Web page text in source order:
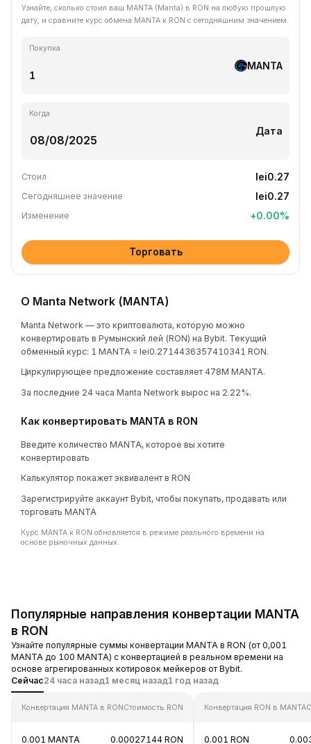
Узнайте, сколько стоил ваш MANTA (Manta) в RON на любую прошлую
дату, и сравните курс обмена MANTA к RON с сегодняшним значением.
Покупка
MANTA
Когда
Дата
Стоил lei0.27
Сегодняшнее значение lei0.27
Изменение +0.00%
Торговать
О Manta Network (MANTA)
Manta Network — это криптовалюта, которую можно
конвертировать в Румынский лей (RON) на Bybit. Текущий
обменный курс: 1 MANTA = lei0.2714436357410341 RON.
Циркулирующее предложение составляет 478M MANTA.
За последние 24 часа Manta Network вырос на 2.22%.
Как конвертировать MANTA в RON
Введите количество MANTA, которое вы хотите
конвертировать
Калькулятор покажет эквивалент в RON
Зарегистрируйте аккаунт Bybit, чтобы покупать, продавать или
торговать MANTA
Курс MANTA к RON обновляется в режиме реального времени на
основе рыночных данных.
Популярные направления конвертации MANTA
в RON
Узнайте популярные суммы конвертации MANTA в RON (от 0,001
MANTA до 100 MANTA) с конвертацией в реальном времени на
основе агрегированных котировок мейкеров от Bybit.
Сейчас24 часа назад1 месяц назад1 год назад
Конвертация MANTA в RONСтоимость RON
0.001 MANTA 0.00027144 RON
Конвертация RON в MANTA
0.001 RON